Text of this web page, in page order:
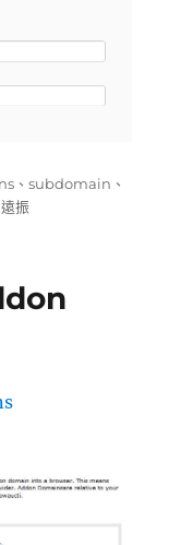
、subdomain 、
遠振